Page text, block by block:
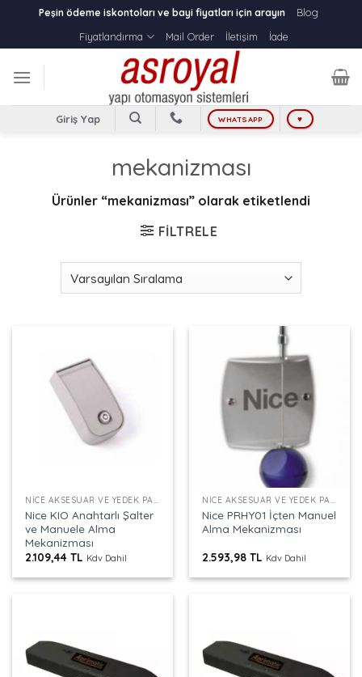
content
Peşin ödeme iskontoları ve bayi fiyatları için arayın
Blog
Fiyatlandırma
Mail Order İletişim İade
Giriş Yap WHATSAPP ♥
mekanizması
Ürünler “mekanizması” olarak etiketlendi
FILTRELE
NICE AKSESUAR VE YEDEK PARÇALAR
Nice KIO Anahtarlı Şalter
ve Manuele Alma
Mekanizması
2.109,44TL Kdv Dahil
NICE AKSESUAR VE YEDEK PARÇALAR
Nice PRHY01 İçten Manuel
Alma Mekanizması
2.593,98TL Kdv Dahil